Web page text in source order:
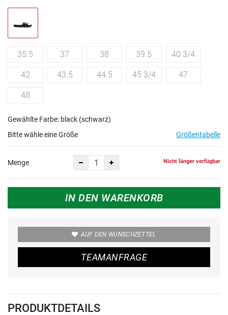
35.5 37 38 39.5 40 3/4
42 43.5 44.5 45 3/4 47
48
Gewählte Farbe: black (schwarz)
Bitte wähle eine Größe
Größentabelle
Menge Nicht länger verfügbar
IN DEN WARENKORB
AUF DEN WUNSCHZETTEL
TEAMANFRAGE
PRODUKTDETAILS